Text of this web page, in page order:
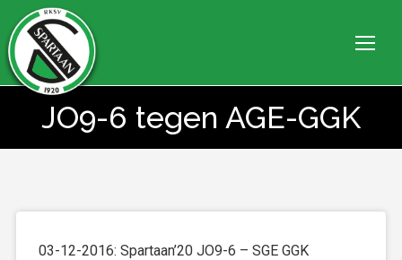
JO9-6 tegen AGE-GGK
Je bent hier:
03-12-2016: Spartaan’20 JO9-6 – SGE GGK